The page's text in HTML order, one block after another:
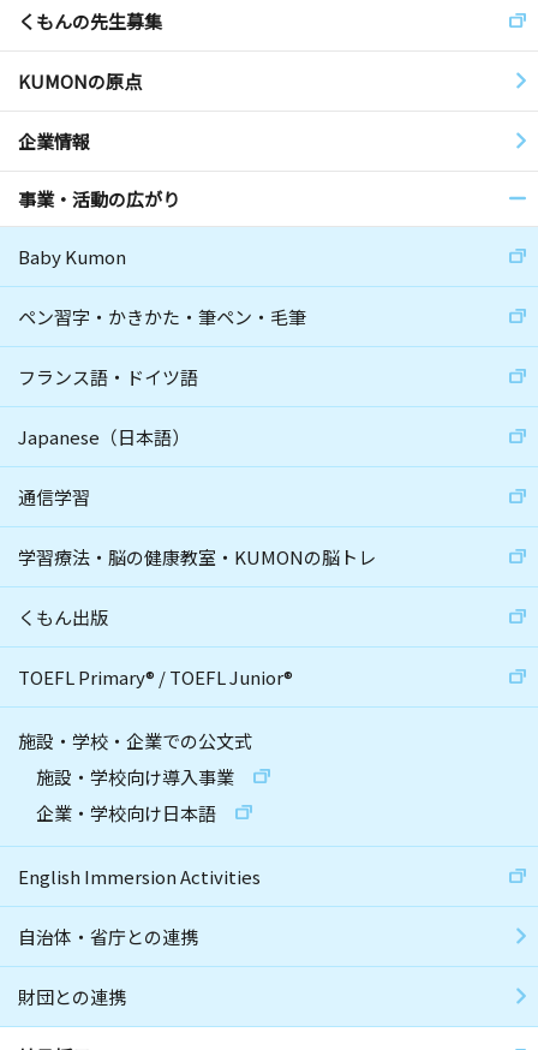
くもんの先生募集
KUMONの原点
企業情報
事業・活動の広がり
Baby Kumon
ペン習字・かきかた・筆ペン・毛筆
フランス語・ドイツ語
Japanese（日本語）
通信学習
学習療法・脳の健康教室・KUMONの脳トレ
くもん出版
TOEFL Primary® /TOEFL Junior®
施設・学校・企業での公文式
施設・学校向け導入事業
企業・学校向け日本語
English Immersion Activities
自治体・省庁との連携
財団との連携